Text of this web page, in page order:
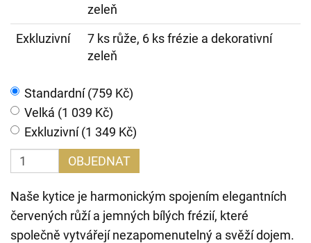
zeleň
Exkluzivní
7 ks růže, 6 ks frézie a dekorativní
zeleň
Standardní (759 Kč)
Velká (1 039 Kč)
Exkluzivní (1 349 Kč)
OBJEDNAT
Naše kytice je harmonickým spojením elegantních
červených růží a jemných bílých frézií, které
společně vytvářejí nezapomenutelný a svěží dojem.